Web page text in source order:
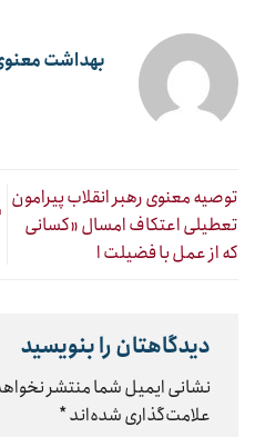
بهداشت
توصیه معنوی رهبر انقلاب پیرامون
تعطیلی اعتکاف امسال «کسانی
که از عمل با فضیلت ا
دیدگاهتان را بنویسید
نشانی ایمیل شما منتشر
علامت‌گذاری شده‌اند*